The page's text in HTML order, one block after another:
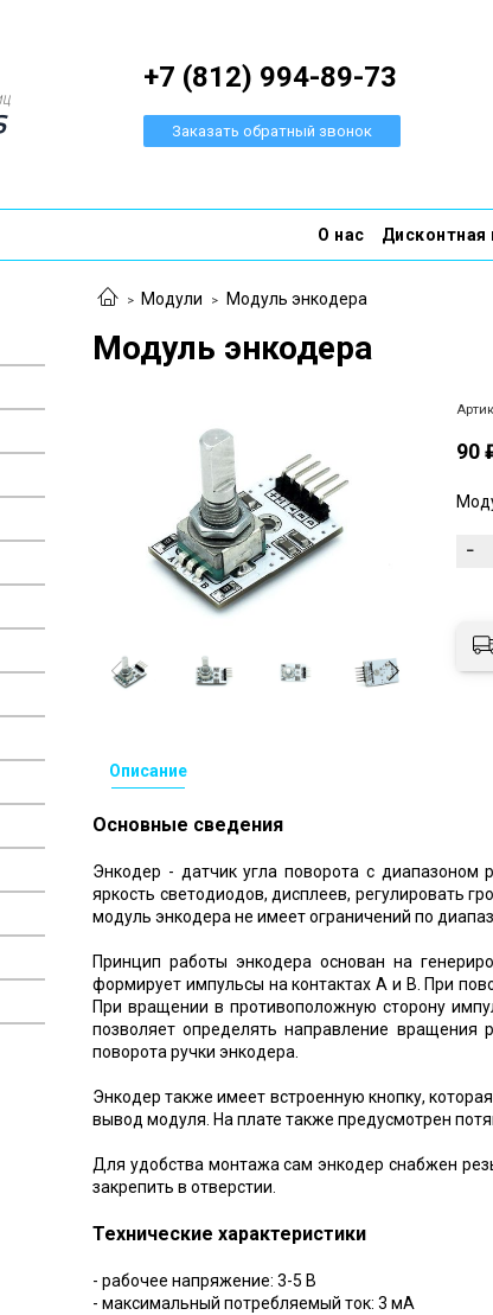
+7 (812) 994-89-73
Заказать обратный звонок
О нас
Модули Модуль энкодера
Модуль энкодера
90
Описание
Основные сведения
Энкодер - датчик угла поворота с
яркость светодиодов, дисплеев, регулировать
модуль энкодера не имеет ограничений по
Принцип работы энкодера основан на
формирует импульсы на контактах А и В. При
При вращении в противоположную сторону
позволяет определять направление вращения
поворота ручки энкодера.
Энкодер также имеет встроенную кнопку,
вывод модуля. На плате также предусмотрен
Для удобства монтажа сам энкодер снабжен
закрепить в отверстии.
Технические характеристики
- рабочее напряжение: 3-5 В
- максимальный потребляемый ток: 3 мА